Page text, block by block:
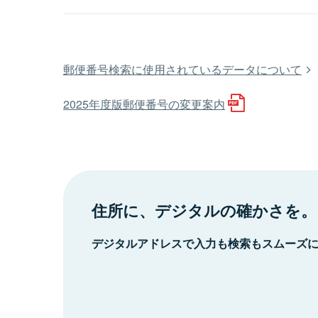
郵便番号検索に使用されているデータについて
2025年度版郵便番号の変更案内
住所に、デジタルの確かさを。
デジタルアドレスで入力も検索もスムーズ